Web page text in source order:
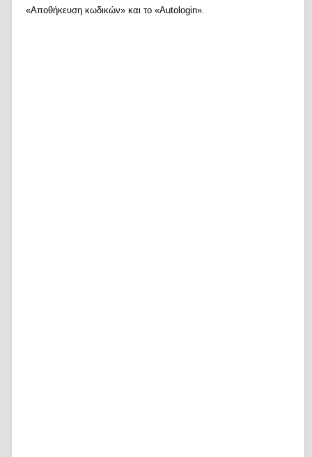
«Αποθήκευση κωδικών» και το «Autologin».